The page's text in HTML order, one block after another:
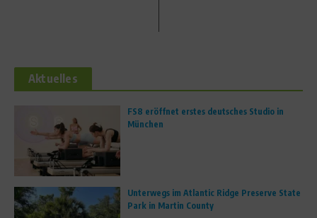
Aktuelles
FS8 eröffnet erstes deutsches Studio in
München
Unterwegs im Atlantic Ridge Preserve State
Park in Martin County